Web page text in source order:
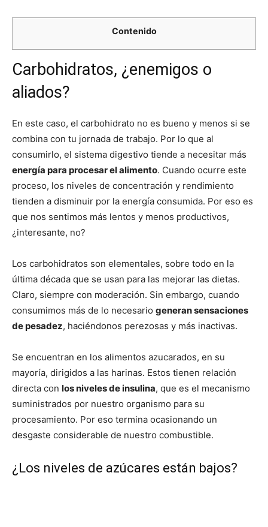
Contenido
Carbohidratos, ¿enemigos o
aliados?
En este caso, el carbohidrato no es bueno y menos si se
combina con tu jornada de trabajo. Por lo que al
consumirlo, el sistema digestivo tiende a necesitar más
energía para procesar el alimento. Cuando ocurre este
proceso, los niveles de concentración y rendimiento
tienden a disminuir por la energía consumida. Por eso es
que nos sentimos más lentos y menos productivos,
¿interesante, no?
Los carbohidratos son elementales, sobre todo en la
última década que se usan para las mejorar las dietas.
Claro, siempre con moderación. Sin embargo, cuando
consumimos más de lo necesario generan sensaciones
de pesadez, haciéndonos perezosas y más inactivas.
Se encuentran en los alimentos azucarados, en su
mayoría, dirigidos a las harinas. Estos tienen relación
directa con los niveles de insulina, que es el mecanismo
suministrados por nuestro organismo para su
procesamiento. Por eso termina ocasionando un
desgaste considerable de nuestro combustible.
¿Los niveles de azúcares están bajos?